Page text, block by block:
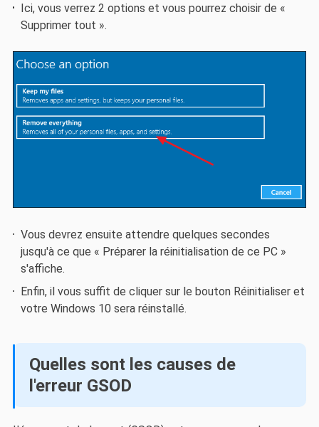
Ici, vous verrez 2 options et vous pourrez choisir de «
Supprimer tout ».
Vous devrez ensuite attendre quelques secondes
jusqu'à ce que « Préparer la réinitialisation de ce PC »
s'affiche.
Enfin, il vous suffit de cliquer sur le bouton Réinitialiser et
votre Windows 10 sera réinstallé.
Quelles sont les causes de
l'erreur GSOD